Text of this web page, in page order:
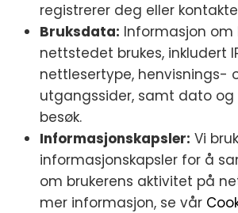
registrerer deg eller
Bruksdata: Informasjon om
nettstedet brukes, inkludert
nettlesertype, henvisnings-
utgangssider, samt dato og
besøk.
Informasjonskapsler: Vi
informasjonskapsler for å
om brukerens aktivitet på
mer informasjon, se vår